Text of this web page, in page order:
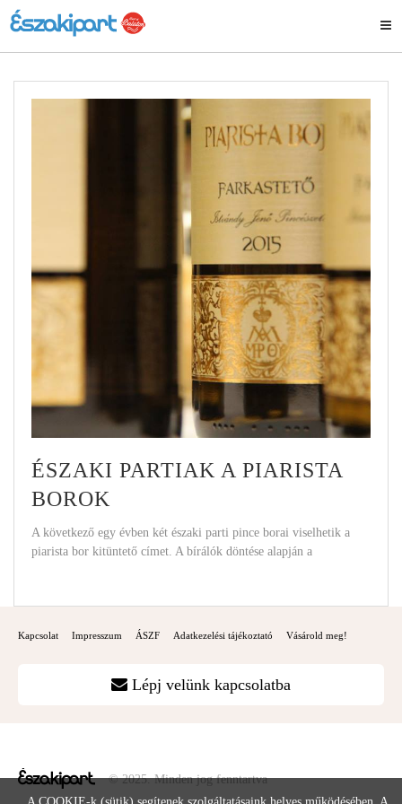
ÉSZAKI PARTIAK A PIARISTA
BOROK
A következő egy évben két északi parti pince borai viselhetik a
piarista bor kitüntető címet. A bírálók döntése alapján a
Kapcsolat Impresszum ÁSZF Adatkezelési tájékoztató Vásárold meg!
Lépj velünk kapcsolatba
© 2025. Minden jog fenntartva